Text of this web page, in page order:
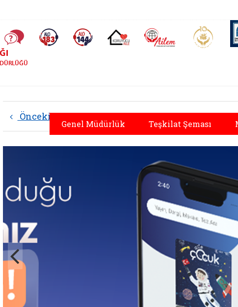
Sayfa Sıkça Sorulan SorularAlo 183 (yeni sekmede açılır)Alo 144 (yeni sekmede açılır)Koruyucu Aile (yeni sekmede açılır)
AİLEM İletişim Aile ve
Genel Müdürlük Teşkilat Şeması
Müdürlüğü |
1
ailem banner 2
Görseli aç: dijital ailem banner 2
Önceki Hepsini Görüntüle